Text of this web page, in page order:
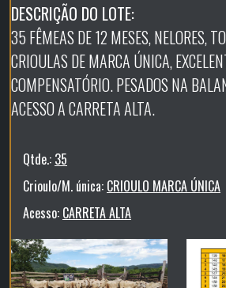
DESCRIÇÃO DO LOTE:
35 FÊMEAS DE 12 MESES, NELORES,
CRIOULAS DE MARCA ÚNICA,
COMPENSATÓRIO. PESADOS NA
ACESSO A CARRETA ALTA.
Qtde.: 35
Crioulo/M. única: CRIOULO MARCA ÚNICA
Acesso: CARRETA ALTA